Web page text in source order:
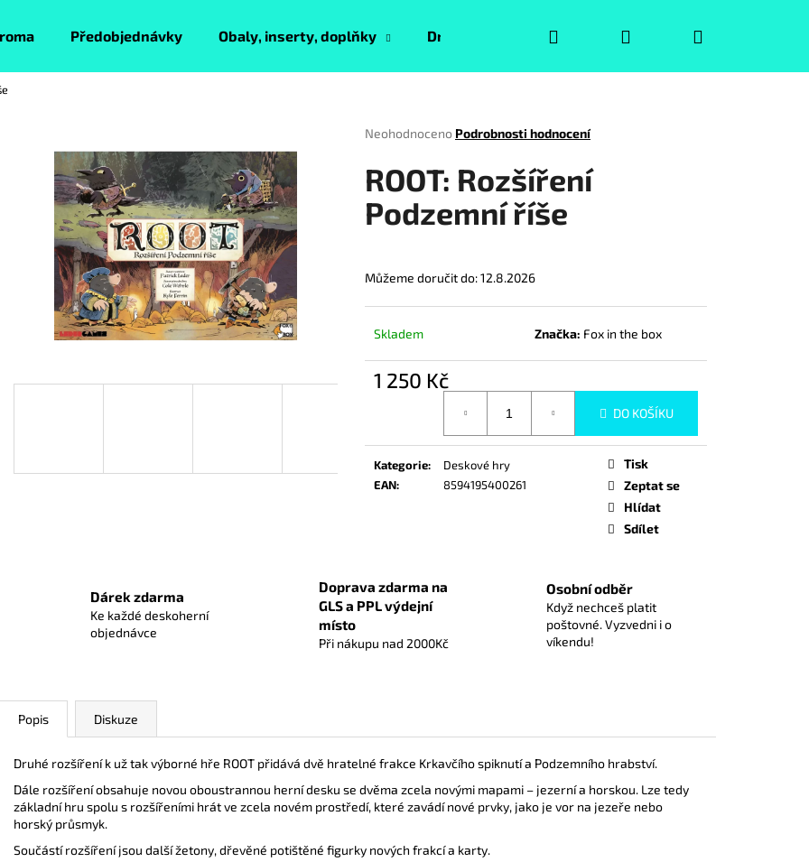
Předobjednávky Obaly, inserty, doplňky Druhá jakost Pokémoni Volný čas
Přihlášení
Průměrné
produktu
je
0,0
z
Neohodnoceno Podrobnosti hodnocení
ROOT: Rozšíření
Podzemní říše
Můžeme doručit do:12.8.2026
Skladem Značka: Fox in the box
1 250 Kč
DO KOŠÍKU
Kategorie:
Deskové hry
EAN: 8594195400261
Tisk
Zeptat se
Hlídat
Sdílet
Dárek zdarma
Ke každé deskoherní
objednávce
Doprava zdarma na
GLS a PPL výdejní
místo
Při nákupu nad 2000Kč
Osobní odběr
Když nechceš platit
poštovné. Vyzvedni i o
víkendu!
Popis Diskuze
Druhé rozšíření k už tak výborné hře ROOT přidává dvě hratelné frakce Krkavčího spiknutí a Podzemního hrabství.
Dále rozšíření obsahuje novou oboustrannou herní desku se dvěma zcela novými mapami – jezerní a horskou. Lze tedy
základní hru spolu s rozšířeními hrát ve zcela novém prostředí, které zavádí nové prvky, jako je vor na jezeře nebo
horský průsmyk.
Součástí rozšíření jsou další žetony, dřevěné potištěné figurky nových frakcí a karty.
HLEDAT
Doporučujeme
1 059 Kč